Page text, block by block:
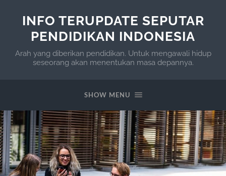
INFO TERUPDATE SEPUTAR
PENDIDIKAN INDONESIA
Arah yang diberikan pendidikan. Untuk mengawali hidup
seseorang akan menentukan masa depannya.
SHOW MENU